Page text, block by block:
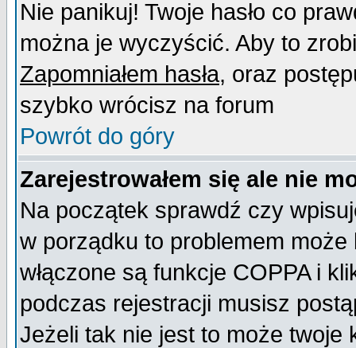
Nie panikuj! Twoje hasło co
można je wyczyścić. Aby to
Zapomniałem hasła, oraz
szybko wrócisz na forum
Powrót do góry
Zarejestrowałem się ale nie
Na początek sprawdź czy
w porządku to problemem
włączone są funkcje COPPA i
podczas rejestracji musisz
Jeżeli tak nie jest to może twoje